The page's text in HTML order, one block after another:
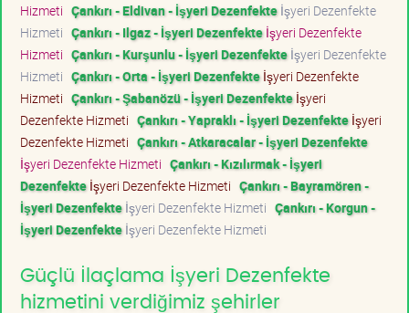
Hizmeti Çankırı - Eldivan - İşyeri Dezenfekteİşyeri Dezenfekte
Hizmeti Çankırı - Ilgaz - İşyeri Dezenfekteİşyeri Dezenfekte
Hizmeti Çankırı - Kurşunlu - İşyeri Dezenfekteİşyeri Dezenfekte
Hizmeti Çankırı - Orta - İşyeri Dezenfekteİşyeri Dezenfekte
Hizmeti Çankırı - Şabanözü - İşyeri Dezenfekteİşyeri
Dezenfekte Hizmeti Çankırı - Yapraklı - İşyeri Dezenfekteİşyeri
Dezenfekte Hizmeti Çankırı - Atkaracalar - İşyeri Dezenfekte
İşyeri Dezenfekte Hizmeti Çankırı - Kızılırmak - İşyeri
Dezenfekteİşyeri Dezenfekte Hizmeti Çankırı - Bayramören -
İşyeri Dezenfekteİşyeri Dezenfekte Hizmeti Çankırı - Korgun -
İşyeri Dezenfekteİşyeri Dezenfekte Hizmeti
Güçlü İlaçlama İşyeri Dezenfekte
hizmetini verdiğimiz şehirler